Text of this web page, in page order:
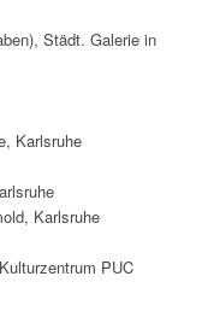
Städt. Galerie in
Karlsruhe
Karlsruhe
PUC